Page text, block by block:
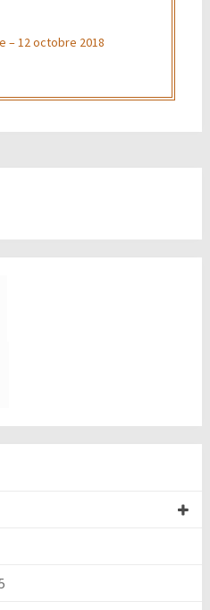
– 12 octobre 2018